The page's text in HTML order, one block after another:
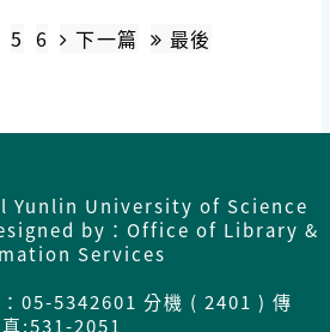
5 6 下一篇 最後
Yunlin University of Science
by：Office of Library &
Services
05-5342601 分機 ( 2401 ) 傳
真:531-2051